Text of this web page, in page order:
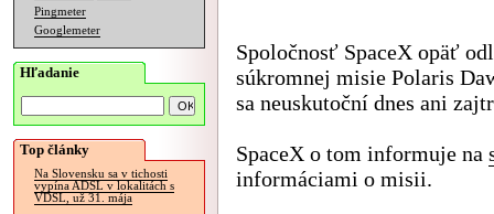
Pingmeter
Googlemeter
Hľadanie
Top články
Na Slovensku sa v tichosti
vypína ADSL v lokalitách s
VDSL, už 31. mája
Spoločnosť SpaceX opäť
súkromnej misie Polaris
sa neuskutoční dnes ani
SpaceX o tom informuje na
informáciami o misii.